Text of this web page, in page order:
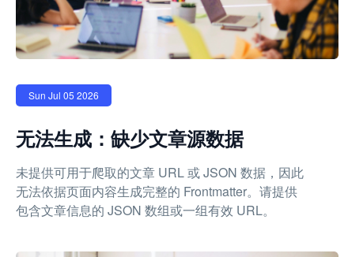
Sun Jul 05 2026
无法生成：缺少文章源数据
未提供可用于爬取的文章 URL 或 JSON 数据，因此
无法依据页面内容生成完整的 Frontmatter。请提供
包含文章信息的 JSON 数组或一组有效 URL。